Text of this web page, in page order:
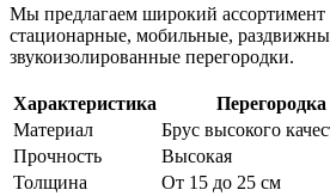
Мы предлагаем широкий ассортимент
стационарные, мобильные,
звукоизолированные перегородки.
Характеристика
Перегородка
Материал
Брус высокого
Прочность
Высокая
Толщина
От 15 до 25 см